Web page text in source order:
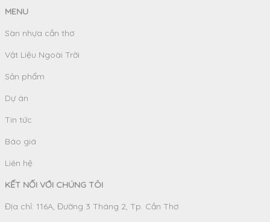
MENU
Sàn nhựa cần thơ
Vật Liệu Ngoài Trời
Sản phẩm
Dự án
Tin tức
Báo giá
Liên hệ
KẾT NỐI VỚI CHÚNG TÔI
Địa chỉ: 116A, Đường 3 Tháng 2, Tp. Cần Thơ